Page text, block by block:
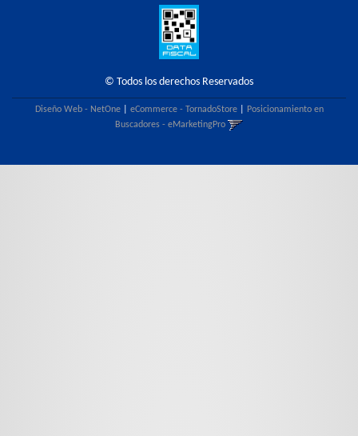
© Todos los derechos Reservados
Diseño Web - NetOne| eCommerce - TornadoStore|
Posicionamiento en
Buscadores - eMarketingPro